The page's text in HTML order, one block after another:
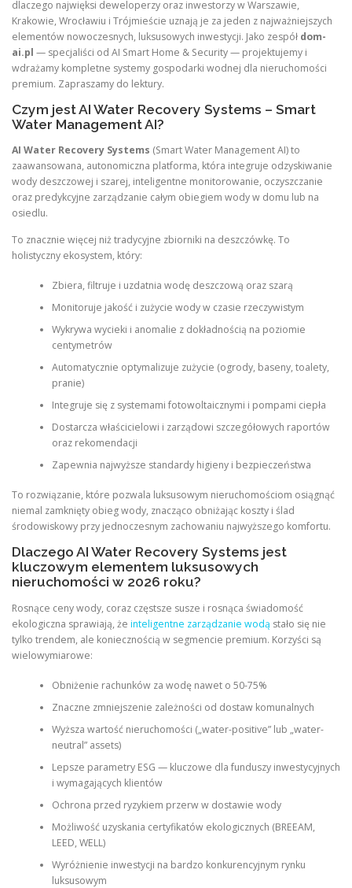
dlaczego najwięksi deweloperzy oraz inwestorzy w Warszawie,
Krakowie, Wrocławiu i Trójmieście uznają je za jeden z najważniejszych
elementów nowoczesnych, luksusowych inwestycji. Jako zespół dom-
ai.pl — specjaliści od AI Smart Home & Security — projektujemy i
wdrażamy kompletne systemy gospodarki wodnej dla nieruchomości
premium. Zapraszamy do lektury.
Czym jest AI Water Recovery Systems – Smart
Water Management AI?
AI Water Recovery Systems (Smart Water Management AI) to
zaawansowana, autonomiczna platforma, która integruje odzyskiwanie
wody deszczowej i szarej, inteligentne monitorowanie, oczyszczanie
oraz predykcyjne zarządzanie całym obiegiem wody w domu lub na
osiedlu.
To znacznie więcej niż tradycyjne zbiorniki na deszczówkę. To
holistyczny ekosystem, który:
Zbiera, filtruje i uzdatnia wodę deszczową oraz szarą
Monitoruje jakość i zużycie wody w czasie rzeczywistym
Wykrywa wycieki i anomalie z dokładnością na poziomie
centymetrów
Automatycznie optymalizuje zużycie (ogrody, baseny, toalety,
pranie)
Integruje się z systemami fotowoltaicznymi i pompami ciepła
Dostarcza właścicielowi i zarządowi szczegółowych raportów
oraz rekomendacji
Zapewnia najwyższe standardy higieny i bezpieczeństwa
To rozwiązanie, które pozwala luksusowym nieruchomościom osiągnąć
niemal zamknięty obieg wody, znacząco obniżając koszty i ślad
środowiskowy przy jednoczesnym zachowaniu najwyższego komfortu.
Dlaczego AI Water Recovery Systems jest
kluczowym elementem luksusowych
nieruchomości w 2026 roku?
Rosnące ceny wody, coraz częstsze susze i rosnąca świadomość
ekologiczna sprawiają, że inteligentne zarządzanie wodą stało się nie
tylko trendem, ale koniecznością w segmencie premium. Korzyści są
wielowymiarowe:
Obniżenie rachunków za wodę nawet o 50-75%
Znaczne zmniejszenie zależności od dostaw komunalnych
Wyższa wartość nieruchomości („water-positive” lub „water-
neutral” assets)
Lepsze parametry ESG — kluczowe dla funduszy inwestycyjnych
i wymagających klientów
Ochrona przed ryzykiem przerw w dostawie wody
Możliwość uzyskania certyfikatów ekologicznych (BREEAM,
LEED, WELL)
Wyróżnienie inwestycji na bardzo konkurencyjnym rynku
luksusowym